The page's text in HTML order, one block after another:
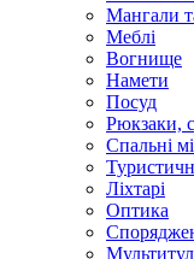
Мангали
Меблі
Вогнище
Намети
Посуд
Рюкзаки,
Спальні
Ліхтарі
Оптика